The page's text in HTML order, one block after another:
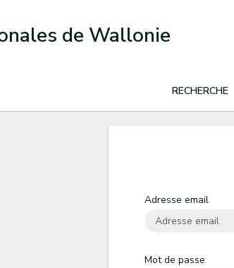
de Wallonie
RECHERCHE
Adresse email
Mot de passe